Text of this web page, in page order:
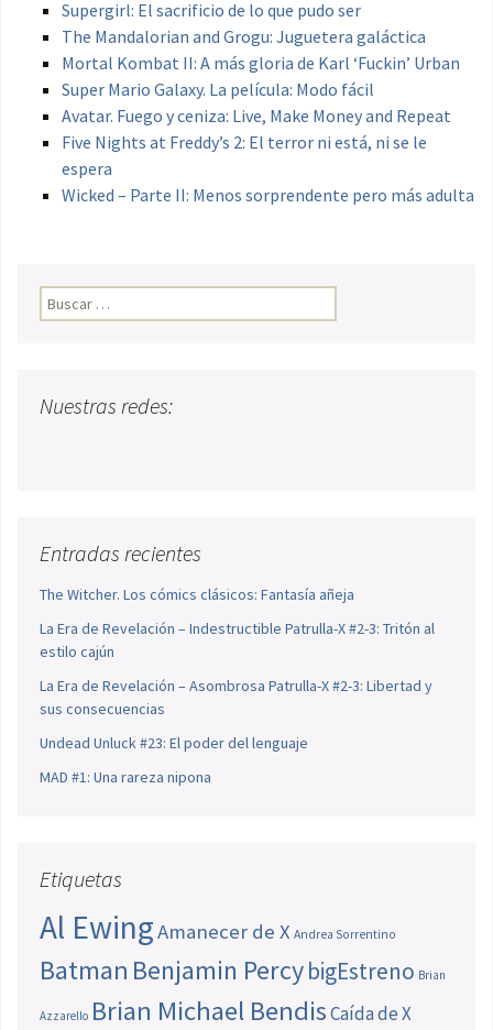
Supergirl: El sacrificio de lo que pudo ser
The Mandalorian and Grogu: Juguetera galáctica
Mortal Kombat II: A más gloria de Karl ‘Fuckin’ Urban
Super Mario Galaxy. La película: Modo fácil
Avatar. Fuego y ceniza: Live, Make Money and Repeat
Five Nights at Freddy’s 2: El terror ni está, ni se le
espera
Wicked – Parte II: Menos sorprendente pero más adulta
Buscar:
Nuestras redes:
Entradas recientes
The Witcher. Los cómics clásicos: Fantasía añeja
La Era de Revelación – Indestructible Patrulla-X #2-3: Tritón al
estilo cajún
La Era de Revelación – Asombrosa Patrulla-X #2-3: Libertad y
sus consecuencias
Undead Unluck #23: El poder del lenguaje
MAD #1: Una rareza nipona
Etiquetas
Al EwingAmanecer de X Andrea Sorrentino
Batman Benjamin PercybigEstreno Brian
Azzarello Brian Michael BendisCaída de X